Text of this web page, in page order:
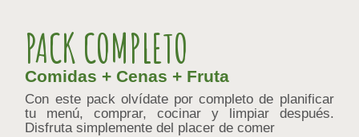
PACK COMPLETO
Comidas + Cenas + Fruta
Con este pack olvídate por completo de planificar
tu menú, comprar, cocinar y limpiar después.
Disfruta simplemente del placer de comer